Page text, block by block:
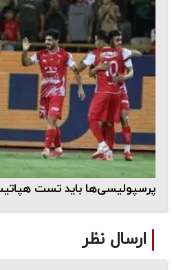
پرسپولیسی‌ها باید تست
ارسال نظر